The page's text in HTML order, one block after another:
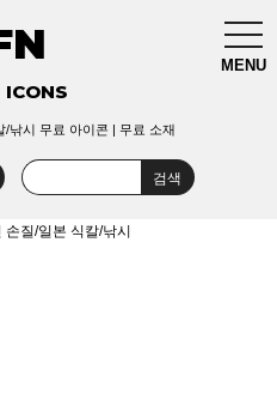
MENU
ICONS
낚시 무료 아이콘 | 무료 소재
질/일본 식칼/낚시